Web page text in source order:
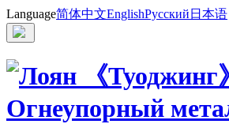
Language简体中文EnglishРусский 日本语